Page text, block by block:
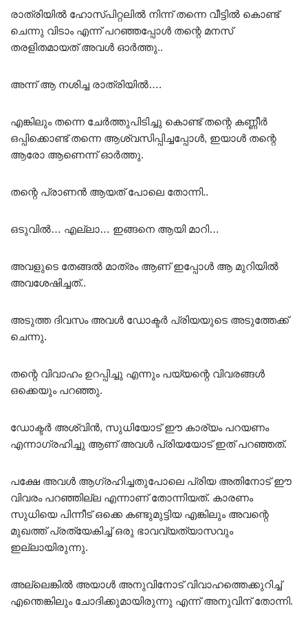
രാത്രിയിൽ ഹോസ്പിറ്റലിൽ നിന്ന് തന്നെ വീട്ടിൽ കൊണ്ട്
ചെന്നു വിടാം എന്ന് പറഞ്ഞപ്പോൾ തന്റെ മനസ്
തരളിതമായത് അവൾ ഓർത്തു..
അന്ന് ആ നശിച്ച രാത്രിയിൽ….
എങ്കിലും തന്നെ ചേർത്തുപിടിച്ചു കൊണ്ട് തന്റെ കണ്ണീർ
ഒപ്പിക്കൊണ്ട് തന്നെ ആശ്വസിപ്പിച്ചപ്പോൾ, ഇയാൾ തന്റെ
ആരോ ആണെന്ന് ഓർത്തു.
തന്റെ പ്രാണൻ ആയത് പോലെ തോന്നി..
ഒടുവിൽ… എല്ലാ… ഇങ്ങനെ ആയി മാറി…
അവളുടെ തേങ്ങൽ മാത്രം ആണ് ഇപ്പോൾ ആ മുറിയിൽ
അവശേഷിച്ചത്..
അടുത്ത ദിവസം അവൾ ഡോക്ടർ പ്രിയയുടെ അടുത്തേക്ക്
ചെന്നു.
തന്റെ വിവാഹം ഉറപ്പിച്ചു എന്നും പയ്യന്റെ വിവരങ്ങൾ
ഒക്കെയും പറഞ്ഞു.
ഡോക്ടർ അശ്വിൻ, സുധിയോട് ഈ കാര്യം പറയണം
എന്നാഗ്രഹിച്ചു ആണ് അവൾ പ്രിയയോട് ഇത് പറഞ്ഞത്.
പക്ഷേ അവൾ ആഗ്രഹിച്ചതുപോലെ പ്രിയ അതിനോട് ഈ
വിവരം പറഞ്ഞില്ല എന്നാണ് തോന്നിയത്. കാരണം
സുധിയെ പിന്നീട് ഒക്കെ കണ്ടുമുട്ടിയ എങ്കിലും അവന്റെ
മുഖത്ത് പ്രത്യേകിച്ച് ഒരു ഭാവവ്യത്യാസവും
ഇല്ലായിരുന്നു.
അല്ലെങ്കിൽ അയാൾ അനുവിനോട് വിവാഹത്തെക്കുറിച്ച്
എന്തെങ്കിലും ചോദിക്കുമായിരുന്നു എന്ന് അനുവിന് തോന്നി.